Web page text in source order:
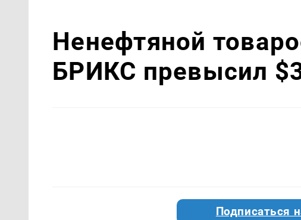
Ненефтяной
БРИКС превысил
Подписаться